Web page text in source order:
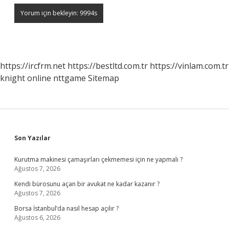
https://ircfrm.net https://bestltd.com.tr https://vinlam.com.tr
knight online nttgame Sitemap
Sidebar
Son Yazılar
Kurutma makinesi çamaşırları çekmemesi için ne yapmalı ?
Ağustos 7, 2026
Kendi bürosunu açan bir avukat ne kadar kazanır ?
Ağustos 7, 2026
Borsa İstanbul’da nasıl hesap açılır ?
Ağustos 6, 2026